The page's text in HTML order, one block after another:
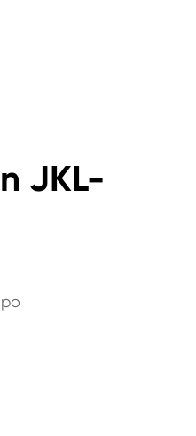
JKL-